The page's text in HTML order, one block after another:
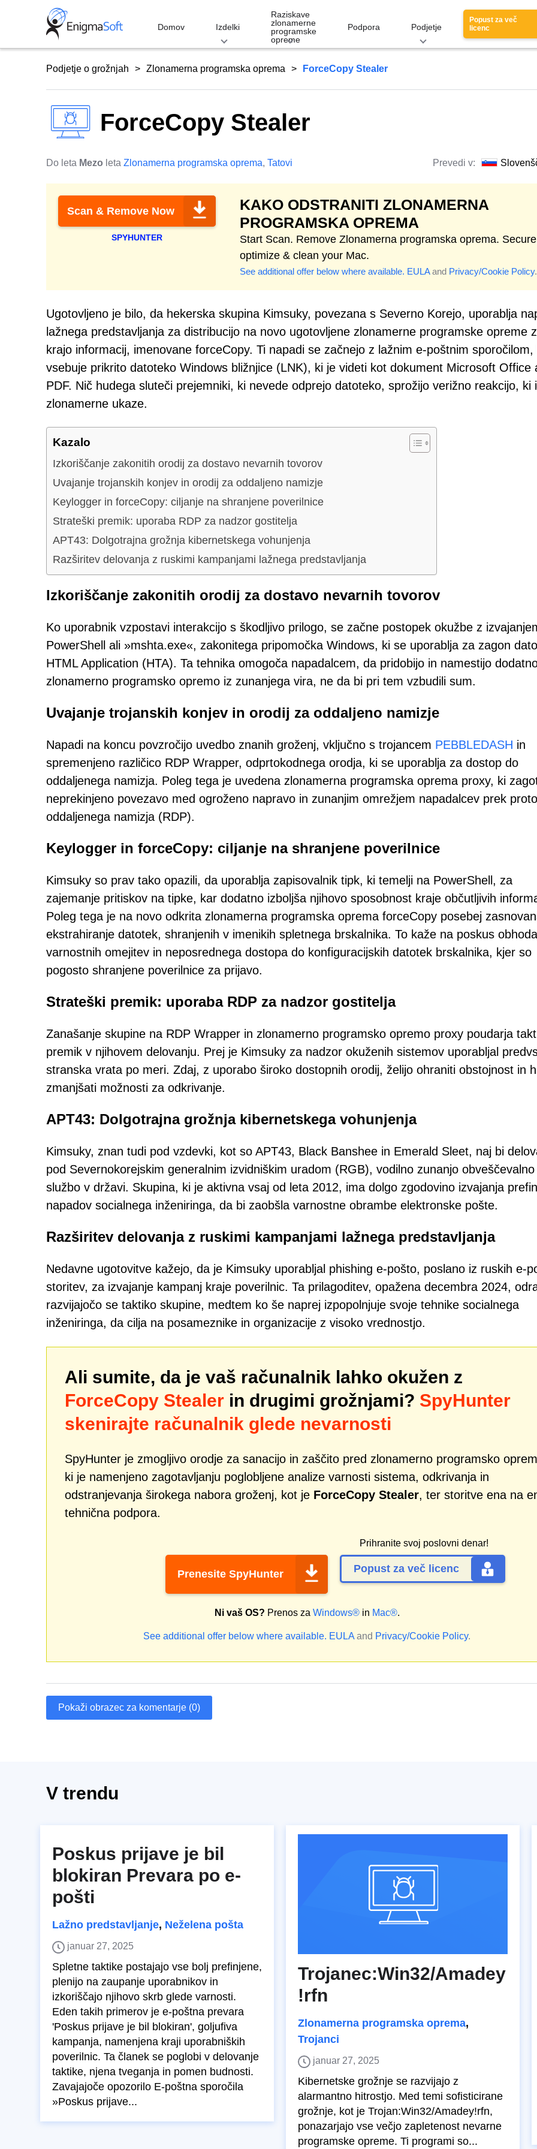
Domov Izdelki
Raziskave
zlonamerne
programske
opreme
Podpora Podjetje
Popust za več
licenc
Podjetje o grožnjah Zlonamerna programska oprema ForceCopy Stealer
ForceCopy Stealer
Do leta Mezo leta Zlonamerna programska oprema, Tatovi Prevedi v:
Scan & Remove Now
SPYHUNTER
KAKO ODSTRANITI ZLONAMERNA
PROGRAMSKA OPREMA
Start Scan. Remove Zlonamerna programska oprema.
optimize & clean your Mac.
See additional offer below where available. EULAand Privacy/Cookie Policy.
Ugotovljeno je bilo, da hekerska skupina Kimsuky, povezana s Severno Korejo, uporablja
lažnega predstavljanja za distribucijo na novo ugotovljene zlonamerne programske opreme
krajo informacij, imenovane forceCopy. Ti napadi se začnejo z lažnim e-poštnim sporočilom,
vsebuje prikrito datoteko Windows bližnjice (LNK), ki je videti kot dokument Microsoft Office
PDF. Nič hudega sluteči prejemniki, ki nevede odprejo datoteko, sprožijo verižno reakcijo, ki
zlonamerne ukaze.
Kazalo
Izkoriščanje zakonitih orodij za dostavo nevarnih tovorov
Uvajanje trojanskih konjev in orodij za oddaljeno namizje
Keylogger in forceCopy: ciljanje na shranjene poverilnice
Strateški premik: uporaba RDP za nadzor gostitelja
APT43: Dolgotrajna grožnja kibernetskega vohunjenja
Razširitev delovanja z ruskimi kampanjami lažnega predstavljanja
Izkoriščanje zakonitih orodij za dostavo nevarnih tovorov
Ko uporabnik vzpostavi interakcijo s škodljivo prilogo, se začne postopek okužbe z
PowerShell ali »mshta.exe«, zakonitega pripomočka Windows, ki se uporablja za zagon
HTML Application (HTA). Ta tehnika omogoča napadalcem, da pridobijo in namestijo
zlonamerno programsko opremo iz zunanjega vira, ne da bi pri tem vzbudili sum.
Uvajanje trojanskih konjev in orodij za oddaljeno namizje
Napadi na koncu povzročijo uvedbo znanih groženj, vključno s trojancem PEBBLEDASH in
spremenjeno različico RDP Wrapper, odprtokodnega orodja, ki se uporablja za dostop do
oddaljenega namizja. Poleg tega je uvedena zlonamerna programska oprema proxy, ki
neprekinjeno povezavo med ogroženo napravo in zunanjim omrežjem napadalcev prek
oddaljenega namizja (RDP).
Keylogger in forceCopy: ciljanje na shranjene poverilnice
Kimsuky so prav tako opazili, da uporablja zapisovalnik tipk, ki temelji na PowerShell, za
zajemanje pritiskov na tipke, kar dodatno izboljša njihovo sposobnost kraje občutljivih
Poleg tega je na novo odkrita zlonamerna programska oprema forceCopy posebej
ekstrahiranje datotek, shranjenih v imenikih spletnega brskalnika. To kaže na poskus obhoda
varnostnih omejitev in neposrednega dostopa do konfiguracijskih datotek brskalnika, kjer so
pogosto shranjene poverilnice za prijavo.
Strateški premik: uporaba RDP za nadzor gostitelja
Zanašanje skupine na RDP Wrapper in zlonamerno programsko opremo proxy poudarja
premik v njihovem delovanju. Prej je Kimsuky za nadzor okuženih sistemov uporabljal
stranska vrata po meri. Zdaj, z uporabo široko dostopnih orodij, želijo ohraniti obstojnost in
zmanjšati možnosti za odkrivanje.
APT43: Dolgotrajna grožnja kibernetskega vohunjenja
Kimsuky, znan tudi pod vzdevki, kot so APT43, Black Banshee in Emerald Sleet, naj bi
pod Severnokorejskim generalnim izvidniškim uradom (RGB), vodilno zunanjo obveščevalno
službo v državi. Skupina, ki je aktivna vsaj od leta 2012, ima dolgo zgodovino izvajanja
napadov socialnega inženiringa, da bi zaobšla varnostne obrambe elektronske pošte.
Razširitev delovanja z ruskimi kampanjami lažnega predstavljanja
Nedavne ugotovitve kažejo, da je Kimsuky uporabljal phishing e-pošto, poslano iz ruskih e-
storitev, za izvajanje kampanj kraje poverilnic. Ta prilagoditev, opažena decembra 2024,
razvijajočo se taktiko skupine, medtem ko še naprej izpopolnjuje svoje tehnike socialnega
inženiringa, da cilja na posameznike in organizacije z visoko vrednostjo.
Ali sumite, da je vaš računalnik lahko okužen z
ForceCopy Stealer in drugimi grožnjami? SpyHunter
skenirajte računalnik glede nevarnosti
SpyHunter je zmogljivo orodje za sanacijo in zaščito pred zlonamerno programsko
ki je namenjeno zagotavljanju poglobljene analize varnosti sistema, odkrivanja in
odstranjevanja širokega nabora groženj, kot je ForceCopy Stealer, ter storitve ena na
tehnična podpora.
Prenesite SpyHunter
Prihranite svoj poslovni denar!
Popust za več licenc
Ni vaš OS? Prenos za Windows®in Mac®.
See additional offer below where available. EULA and Privacy/Cookie Policy.
Pokaži obrazec za komentarje (0)
V trendu
Poskus prijave je bil
blokiran Prevara po e-
pošti
Lažno predstavljanje, Neželena pošta
januar 27, 2025
Spletne taktike postajajo vse bolj prefinjene,
plenijo na zaupanje uporabnikov in
izkoriščajo njihovo skrb glede varnosti.
Eden takih primerov je e-poštna prevara
'Poskus prijave je bil blokiran', goljufiva
kampanja, namenjena kraji uporabniških
poverilnic. Ta članek se poglobi v delovanje
taktike, njena tveganja in pomen budnosti.
Zavajajoče opozorilo E-poštna sporočila
»Poskus prijave...
Trojanec:Win32/Amadey
!rfn
Zlonamerna programska oprema,
Trojanci
januar 27, 2025
Kibernetske grožnje se razvijajo z
alarmantno hitrostjo. Med temi sofisticirane
grožnje, kot je Trojan:Win32/Amadey!rfn,
ponazarjajo vse večjo zapletenost nevarne
programske opreme. Ti programi so...